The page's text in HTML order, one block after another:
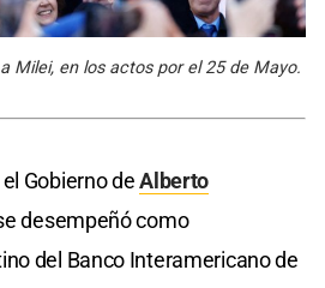
Milei, en los actos por el 25 de Mayo.
Gobierno deAlberto
desempeñó como
del Banco Interamericano de